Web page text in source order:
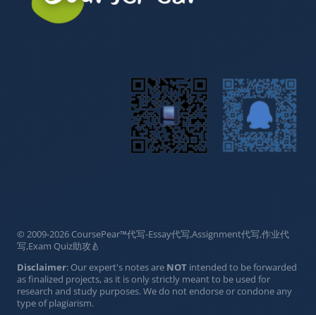
© 2009-2026 CoursePear™代写-Essay代写,Assignment代写,作业代
写,Exam Quiz助攻🍐
Disclaimer: Our expert's notes are NOT intended to be forwarded
as finalized projects, as it is only strictly meant to be used for
research and study purposes. We do not endorse or condone any
type of plagiarism.